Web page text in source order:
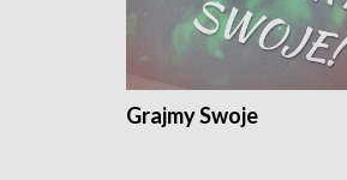
Grajmy Swoje